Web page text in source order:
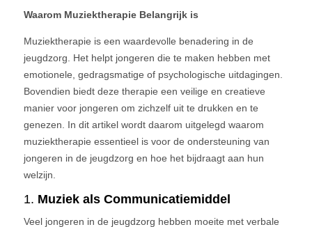
Waarom Muziektherapie Belangrijk is
Muziektherapie is een waardevolle benadering in de
jeugdzorg. Het helpt jongeren die te maken hebben met
emotionele, gedragsmatige of psychologische uitdagingen.
Bovendien biedt deze therapie een veilige en creatieve
manier voor jongeren om zichzelf uit te drukken en te
genezen. In dit artikel wordt daarom uitgelegd waarom
muziektherapie essentieel is voor de ondersteuning van
jongeren in de jeugdzorg en hoe het bijdraagt aan hun
welzijn.
1. Muziek als Communicatiemiddel
Veel jongeren in de jeugdzorg hebben moeite met verbale